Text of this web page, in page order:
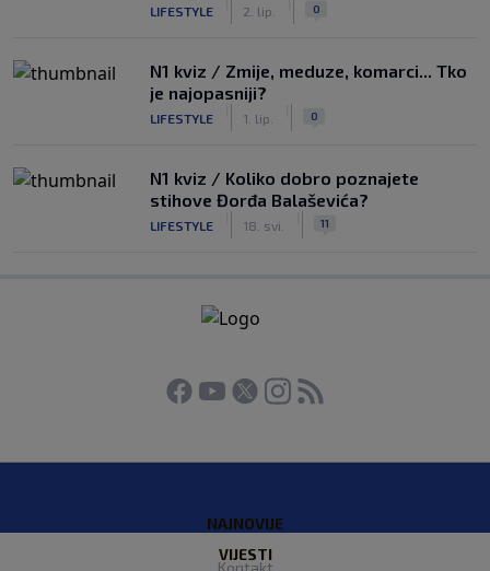
LIFESTYLE 2. lip. 0
N1 kviz / Zmije, meduze, komarci... Tko
je najopasniji?
LIFESTYLE 1. lip. 0
N1 kviz / Koliko dobro poznajete
stihove Đorđa Balaševića?
LIFESTYLE 18. svi. 11
NAJNOVIJE
VIJESTI
Kontakt